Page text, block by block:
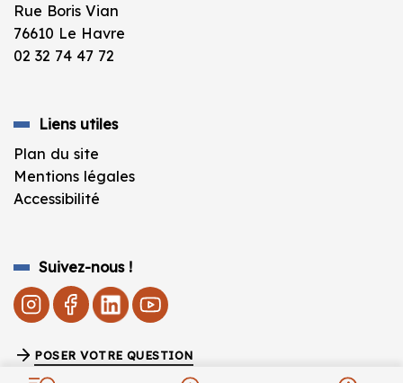
Rue Boris Vian
76610 Le Havre
02 32 74 47 72
Liens utiles
Plan du site
Mentions légales
Accessibilité
Suivez-nous !
POSER VOTRE QUESTION